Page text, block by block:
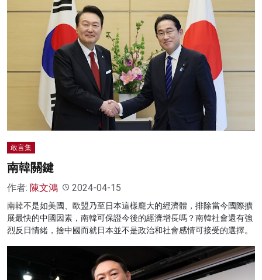
名家榜
灼見活動
敢言集
南韓關鍵
作者: 陳文鴻 2024-04-15
南韓不是如美國、歐盟乃至日本這樣龐大的經濟體，排除當今國際擴
展最快的中國因素，南韓可保證今後的經濟增長嗎？南韓社會還有強
烈反日情緒，捨中國而就日本並不是政治和社會感情可接受的選擇。